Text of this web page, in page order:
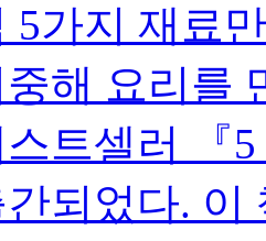
5가지 재료
해 요리를
트셀러 『5
되었다. 이